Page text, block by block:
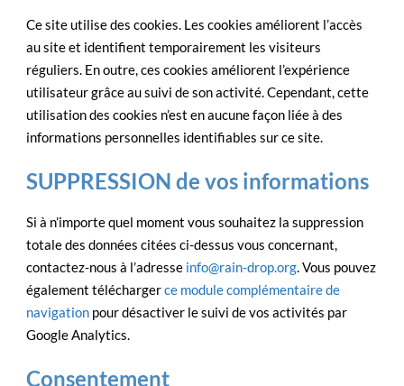
Ce site utilise des cookies. Les cookies améliorent l’accès
au site et identifient temporairement les visiteurs
réguliers. En outre, ces cookies améliorent l’expérience
utilisateur grâce au suivi de son activité. Cependant, cette
utilisation des cookies n’est en aucune façon liée à des
informations personnelles identifiables sur ce site.
SUPPRESSION de vos informations
Si à n’importe quel moment vous souhaitez la suppression
totale des données citées ci-dessus vous concernant,
contactez-nous à l’adresse info@rain-drop.org. Vous pouvez
également téléchargerce module complémentaire de
navigation pour désactiver le suivi de vos activités par
Google Analytics.
Consentement